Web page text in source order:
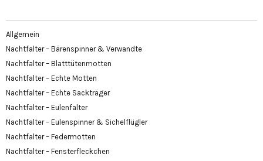
Allgemein
Nachtfalter – Bärenspinner & Verwandte
Nachtfalter – Blatttütenmotten
Nachtfalter – Echte Motten
Nachtfalter – Echte Sackträger
Nachtfalter – Eulenfalter
Nachtfalter – Eulenspinner & Sichelflügler
Nachtfalter – Federmotten
Nachtfalter – Fensterfleckchen